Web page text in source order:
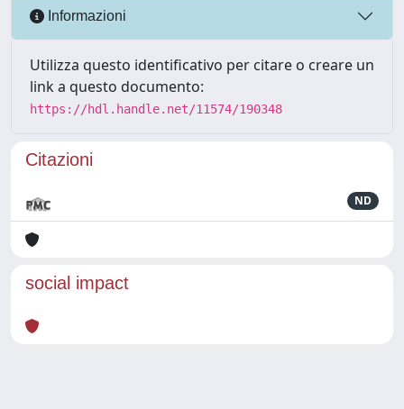
Informazioni
Utilizza questo identificativo per citare o creare un
link a questo documento:
https://hdl.handle.net/11574/190348
Citazioni
ND
social impact